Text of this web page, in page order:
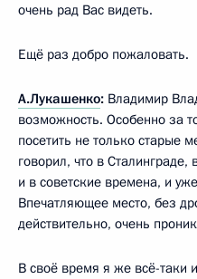
очень рад Вас видеть.
Ещё раз добро пожаловать.
А.Лукашенко: Владимир
возможность. Особенно за
посетить не только старые
говорил, что в
и в советские времена, и
Впечатляющее место, без
действительно, очень
В своё время я же всё-таки